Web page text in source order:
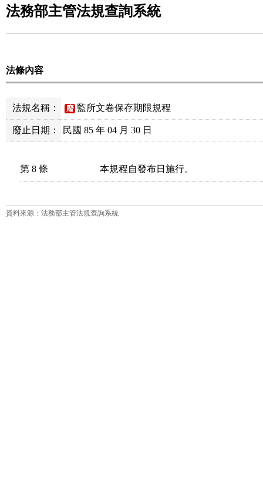
法務部主管法規查詢系統
法條內容
法規名稱： 廢 監所文卷保存期限規程
廢止日期： 民國 85 年 04 月 30 日
第 8 條 本規程自發布日施行。
資料來源：法務部主管法規查詢系統